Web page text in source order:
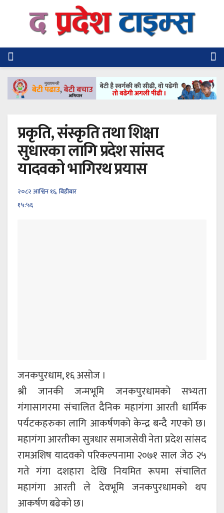
प्रकृति, संस्कृति तथा शिक्षा
सुधारका लागि प्रदेश सांसद
यादवको भागिरथ प्रयास
२०८२ आश्विन १६, बिहीबार
१५:५६
जनकपुरधाम, १६ असोज ।
श्री जानकी जन्मभूमि जनकपुरधामको सभ्यता
गंगासागरमा संचालित दैनिक महागंगा आरती धार्मिक
पर्यटकहरुका लागि आकर्षणको केन्द्र बन्दै गएको छ।
महागंगा आरतीका सुत्रधार समाजसेवी नेता प्रदेश सांसद
रामअशिष यादवको परिकल्पनामा २०७१ साल जेठ २५
गते गंगा दशहारा देखि नियमित रूपमा संचालित
महागंगा आरती ले देवभूमि जनकपुरधामको थप
आकर्षण बढेको छ।